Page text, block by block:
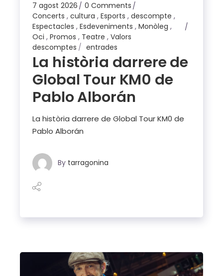
7 agost 2026
0 Comments
Concerts ,cultura ,Esports ,descompte ,
Espectacles ,Esdeveniments ,Monòleg ,
Oci ,Promos , Teatre ,Valors
descomptes
entrades
La història darrere de
Global Tour KM0 de
Pablo Alborán
La història darrere de Global Tour KM0 de
Pablo Alborán
By tarragonina